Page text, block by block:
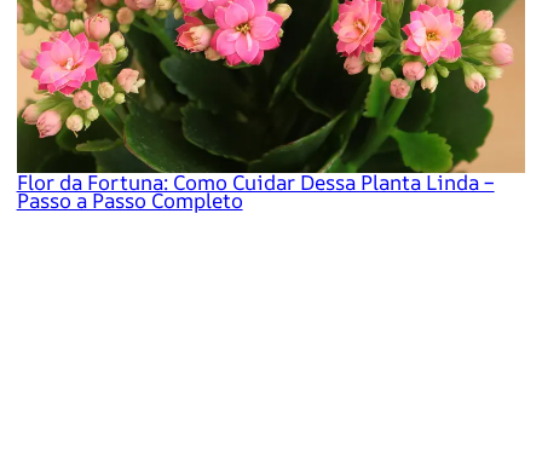
Flor da Fortuna: Como Cuidar Dessa Planta Linda –
Passo a Passo Completo